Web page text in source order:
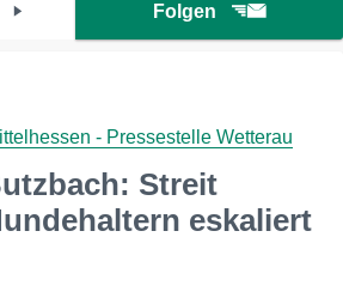
Folgen
- Pressestelle Wetterau
Streit
eskaliert